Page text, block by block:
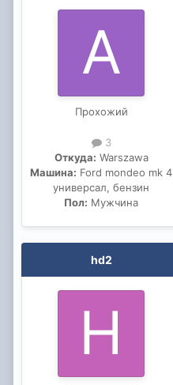
Прохожий
3
Откуда: Warszawa
Машина: Ford mondeo mk 4
универсал, бензин
Пол: Мужчина
hd2